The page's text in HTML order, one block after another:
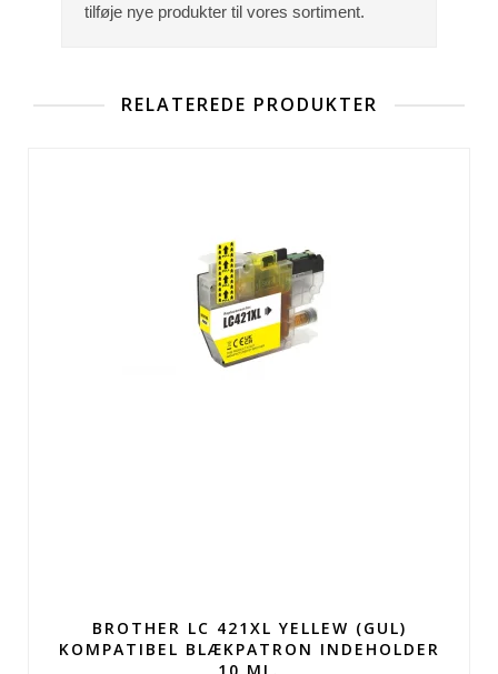
tilføje nye produkter til vores sortiment.
RELATEREDE PRODUKTER
BROTHER LC 421XL YELLEW (GUL)
KOMPATIBEL BLÆKPATRON INDEHOLDER